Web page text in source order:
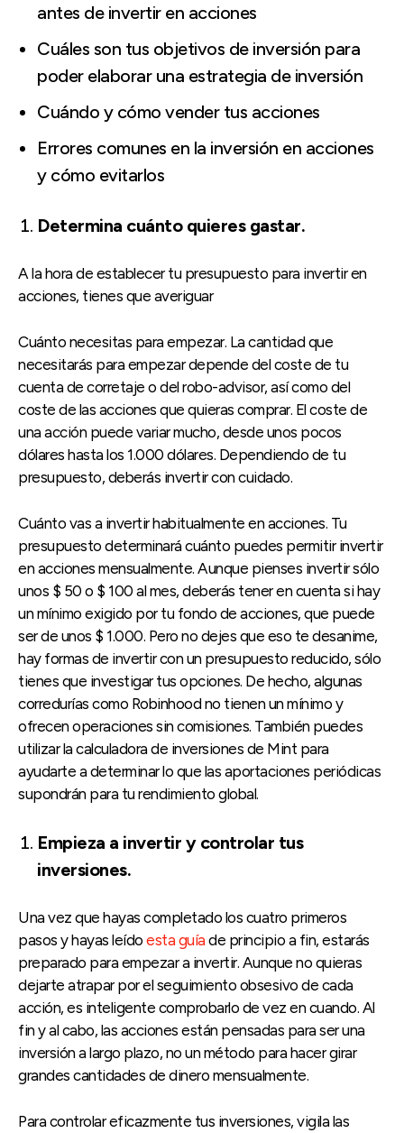
antes de invertir en acciones
Cuáles son tus objetivos de inversión para
poder elaborar una estrategia de inversión
Cuándo y cómo vender tus acciones
Errores comunes en la inversión en acciones
y cómo evitarlos
Determina cuánto quieres gastar.
A la hora de establecer tu presupuesto para invertir en
acciones, tienes que averiguar
Cuánto necesitas para empezar. La cantidad que
necesitarás para empezar depende del coste de tu
cuenta de corretaje o del robo-advisor, así como del
coste de las acciones que quieras comprar. El coste de
una acción puede variar mucho, desde unos pocos
dólares hasta los 1.000 dólares. Dependiendo de tu
presupuesto, deberás invertir con cuidado.
Cuánto vas a invertir habitualmente en acciones. Tu
presupuesto determinará cuánto puedes permitir invertir
en acciones mensualmente. Aunque pienses invertir sólo
unos $ 50 o $ 100 al mes, deberás tener en cuenta si hay
un mínimo exigido por tu fondo de acciones, que puede
ser de unos $ 1.000. Pero no dejes que eso te desanime,
hay formas de invertir con un presupuesto reducido, sólo
tienes que investigar tus opciones. De hecho, algunas
corredurías como Robinhood no tienen un mínimo y
ofrecen operaciones sin comisiones. También puedes
utilizar la calculadora de inversiones de Mint para
ayudarte a determinar lo que las aportaciones periódicas
supondrán para tu rendimiento global.
Empieza a invertir y controlar tus
inversiones.
Una vez que hayas completado los cuatro primeros
pasos y hayas leído esta guía de principio a fin, estarás
preparado para empezar a invertir. Aunque no quieras
dejarte atrapar por el seguimiento obsesivo de cada
acción, es inteligente comprobarlo de vez en cuando. Al
fin y al cabo, las acciones están pensadas para ser una
inversión a largo plazo, no un método para hacer girar
grandes cantidades de dinero mensualmente.
Para controlar eficazmente tus inversiones, vigila las